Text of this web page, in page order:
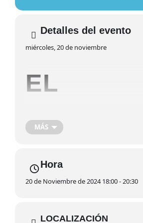
Detalles del evento
miércoles, 20 de noviembre
EL
Cinema al
Coixi 3ª
MÁS
Hora
20 de Noviembre de 2024 18:00 - 20:30
LOCALIZACIÓN